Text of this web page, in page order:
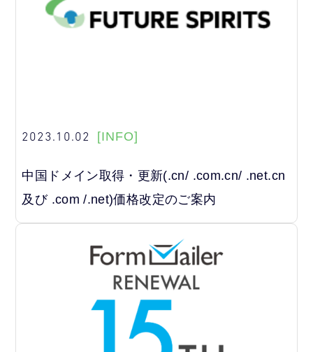
2023.10.02 [INFO]
中国ドメイン取得・更新(.cn/ .com.cn/ .net.cn
及び .com /.net)価格改定のご案内